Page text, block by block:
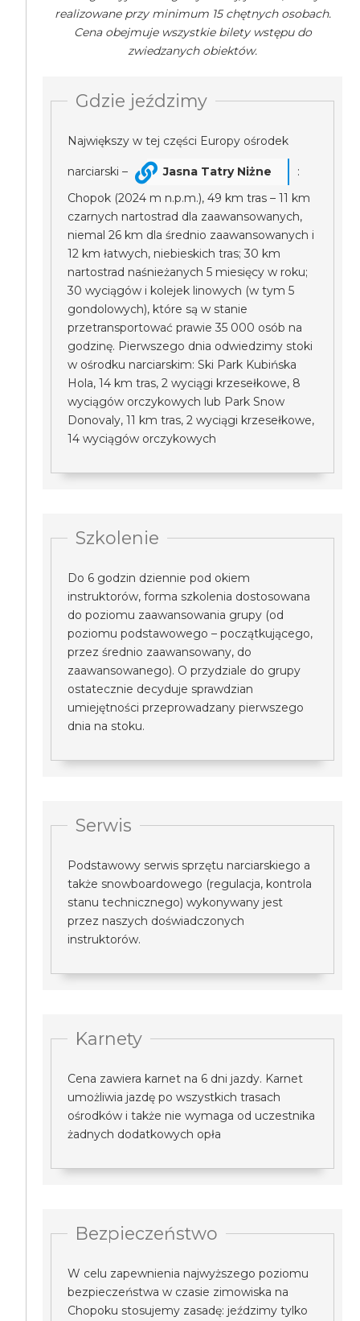
realizowane przy minimum 15 chętnych osobach.
Cena obejmuje wszystkie bilety wstępu do
zwiedzanych obiektów.
Gdzie jeździmy
Największy w tej części Europy ośrodek
narciarski – Jasna Tatry Niżne
:
Chopok (2024 m n.p.m.), 49 km tras – 11 km
czarnych nartostrad dla zaawansowanych,
niemal 26 km dla średnio zaawansowanych i
12 km łatwych, niebieskich tras; 30 km
nartostrad naśnieżanych 5 miesięcy w roku;
30 wyciągów i kolejek linowych (w tym 5
gondolowych), które są w stanie
przetransportować prawie 35 000 osób na
godzinę. Pierwszego dnia odwiedzimy stoki
w ośrodku narciarskim: Ski Park Kubińska
Hola, 14 km tras, 2 wyciągi krzesełkowe, 8
wyciągów orczykowych lub Park Snow
Donovaly, 11 km tras, 2 wyciągi krzesełkowe,
14 wyciągów orczykowych
Szkolenie
Do 6 godzin dziennie pod okiem
instruktorów, forma szkolenia dostosowana
do poziomu zaawansowania grupy (od
poziomu podstawowego – początkującego,
przez średnio zaawansowany, do
zaawansowanego). O przydziale do grupy
ostatecznie decyduje sprawdzian
umiejętności przeprowadzany pierwszego
dnia na stoku.
Serwis
Podstawowy serwis sprzętu narciarskiego a
także snowboardowego (regulacja, kontrola
stanu technicznego) wykonywany jest
przez naszych doświadczonych
instruktorów.
Karnety
Cena zawiera karnet na 6 dni jazdy. Karnet
umożliwia jazdę po wszystkich trasach
ośrodków i także nie wymaga od uczestnika
żadnych dodatkowych opła
Bezpieczeństwo
W celu zapewnienia najwyższego poziomu
bezpieczeństwa w czasie zimowiska na
Chopoku stosujemy zasadę: jeździmy tylko